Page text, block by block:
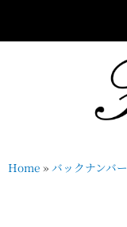
Home » バックナンバー